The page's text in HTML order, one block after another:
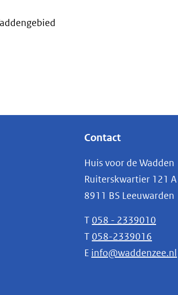
Contact
Huis voor de Wadden
Ruiterskwartier 121 A
8911 BS Leeuwarden
T 058 - 2339010
T 058-2339016
E info@waddenzee.nl